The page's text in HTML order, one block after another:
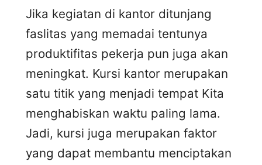
Jika kegiatan di kantor ditunjang
faslitas yang memadai tentunya
produktifitas pekerja pun juga akan
meningkat. Kursi kantor merupakan
satu titik yang menjadi tempat Kita
menghabiskan waktu paling lama.
Jadi, kursi juga merupakan faktor
yang dapat membantu menciptakan